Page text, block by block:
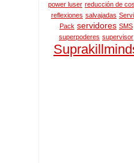
power luser reducción de
reflexiones salvajadas
Pack servidores SMS
superpoderes supervisor